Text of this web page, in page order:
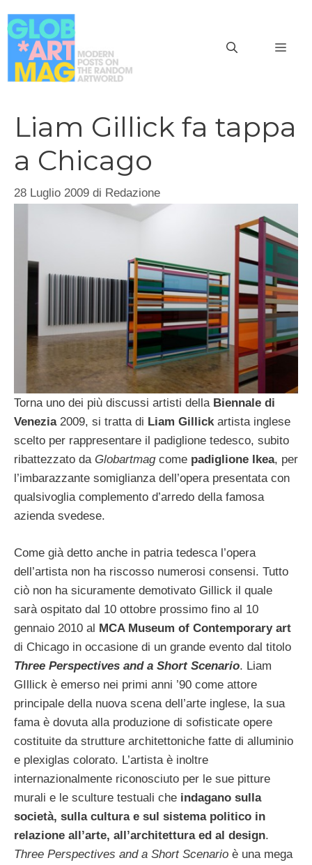
al
contenuto
Liam Gillick fa tappa
a Chicago
28 Luglio 2009 di Redazione
Torna uno dei più discussi artisti della Biennale di
Venezia2009, si tratta di Liam Gillickartista inglese
scelto per rappresentare il padiglione tedesco, subito
ribattezzato da Globartmagcome padiglione Ikea, per
l’imbarazzante somiglianza dell’opera presentata con
qualsivoglia complemento d’arredo della famosa
azienda svedese.
Come già detto anche in patria tedesca l’opera
dell’artista non ha riscosso numerosi consensi. Tutto
ciò non ha sicuramente demotivato Gillick il quale
sarà ospitato dal 10 ottobre prossimo fino al 10
gennaio 2010 al MCA Museum of Contemporary art
di Chicago in occasione di un grande evento dal titolo
Three Perspectives and a Short Scenario. Liam
GIllick è emerso nei primi anni ’90 come attore
principale della nuova scena dell’arte inglese, la sua
fama è dovuta alla produzione di sofisticate opere
costituite da strutture architettoniche fatte di alluminio
e plexiglas colorato. L’artista è inoltre
internazionalmente riconosciuto per le sue pitture
murali e le sculture testuali che indagano sulla
società, sulla cultura e sul sistema politico in
relazione all’arte, all’architettura ed al design.
Three Perspectives and a Short Scenario è una mega